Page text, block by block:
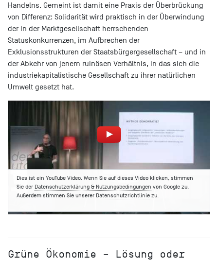
Handelns. Gemeint ist damit eine Praxis der Überbrückung
von Differenz: Solidarität wird praktisch in der Überwindung
der in der Marktgesellschaft herrschenden
Statuskonkurrenzen, im Aufbrechen der
Exklusionsstrukturen der Staatsbürgergesellschaft – und in
der Abkehr von jenem ruinösen Verhältnis, in das sich die
industriekapitalistische Gesellschaft zu ihrer natürlichen
Umwelt gesetzt hat.
Dies ist ein YouTube Video. Wenn Sie auf dieses Video klicken, stimmen
Sie der Datenschutzerklärung & Nutzungsbedingungen von Google zu.
Außerdem stimmen Sie unserer Datenschutzrichtliniezu.
Grüne Ökonomie – Lösung oder